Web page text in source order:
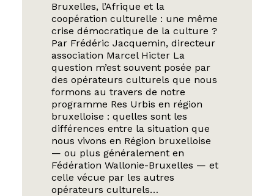
Bruxelles, l’Afrique et la
coopération culturelle : une même
crise démocratique de la culture ?
Par Frédéric Jacquemin, directeur
association Marcel Hicter La
question m’est souvent posée par
des opérateurs culturels que nous
formons au travers de notre
programme Res Urbis en région
bruxelloise : quelles sont les
différences entre la situation que
nous vivons en Région bruxelloise
— ou plus généralement en
Fédération Wallonie-Bruxelles — et
celle vécue par les autres
opérateurs culturels…